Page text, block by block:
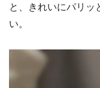
と、きれいにパリッ
い。